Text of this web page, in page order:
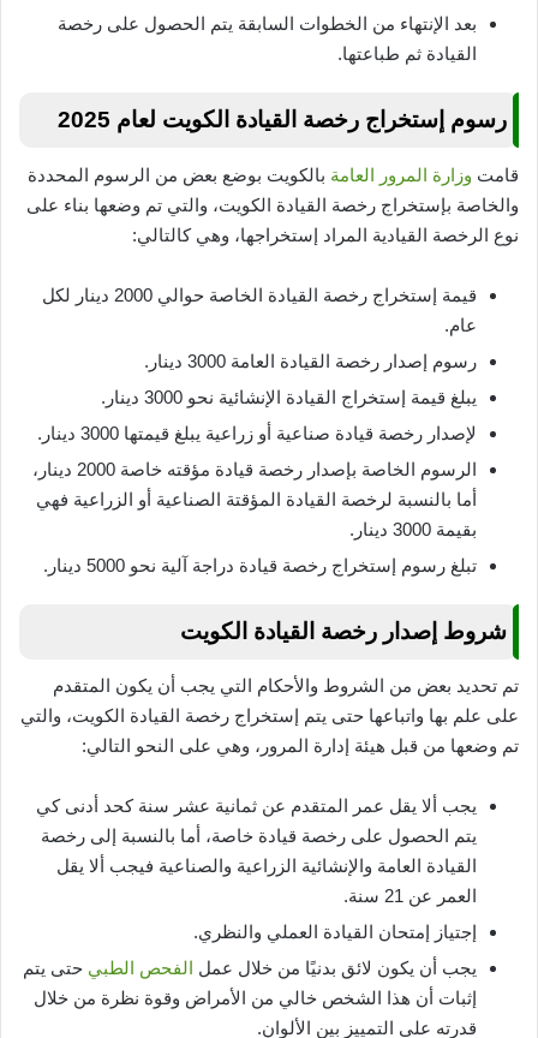
بعد الإنتهاء من الخطوات السابقة يتم الحصول على رخصة
القيادة ثم طباعتها.
رسوم إستخراج رخصة القيادة الكويت لعام 2025
قامت وزارة المرور العامة بالكويت بوضع بعض من الرسوم المحددة
والخاصة بإستخراج رخصة القيادة الكويت، والتي تم وضعها بناء على
نوع الرخصة القيادية المراد إستخراجها، وهي كالتالي:
قيمة إستخراج رخصة القيادة الخاصة حوالي 2000 دينار لكل
عام.
رسوم إصدار رخصة القيادة العامة 3000 دينار.
يبلغ قيمة إستخراج القيادة الإنشائية نحو 3000 دينار.
لإصدار رخصة قيادة صناعية أو زراعية يبلغ قيمتها 3000 دينار.
الرسوم الخاصة بإصدار رخصة قيادة مؤقته خاصة 2000 دينار،
أما بالنسبة لرخصة القيادة المؤقتة الصناعية أو الزراعية فهي
بقيمة 3000 دينار.
تبلغ رسوم إستخراج رخصة قيادة دراجة آلية نحو 5000 دينار.
شروط إصدار رخصة القيادة الكويت
تم تحديد بعض من الشروط والأحكام التي يجب أن يكون المتقدم
على علم بها واتباعها حتى يتم إستخراج رخصة القيادة الكويت، والتي
تم وضعها من قبل هيئة إدارة المرور، وهي على النحو التالي:
يجب ألا يقل عمر المتقدم عن ثمانية عشر سنة كحد أدنى كي
يتم الحصول على رخصة قيادة خاصة، أما بالنسبة إلى رخصة
القيادة العامة والإنشائية الزراعية والصناعية فيجب ألا يقل
العمر عن 21 سنة.
إجتياز إمتحان القيادة العملي والنظري.
يجب أن يكون لائق بدنيًا من خلال عمل الفحص الطبي حتى يتم
إثبات أن هذا الشخص خالي من الأمراض وقوة نظرة من خلال
قدرته على التمييز بين الألوان.